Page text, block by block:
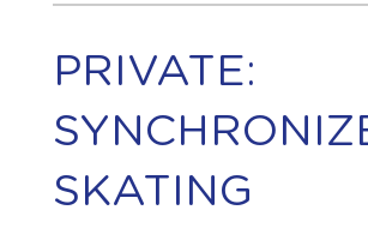
PRIVATE:
SKATING